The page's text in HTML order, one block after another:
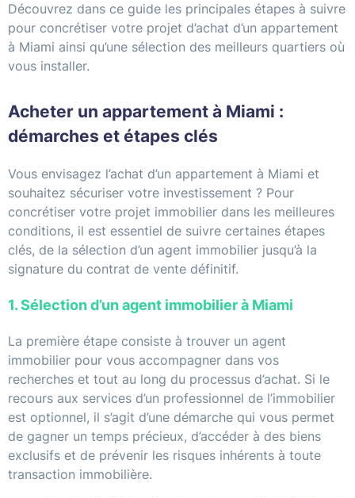
Découvrez dans ce guide les principales étapes à suivre
pour concrétiser votre projet d’achat d’un appartement
à Miami ainsi qu’une sélection des meilleurs quartiers où
vous installer.
Acheter un appartement à Miami :
démarches et étapes clés
Vous envisagez l’achat d’un appartement à Miami et
souhaitez sécuriser votre investissement ? Pour
concrétiser votre projet immobilier dans les meilleures
conditions, il est essentiel de suivre certaines étapes
clés, de la sélection d’un agent immobilier jusqu’à la
signature du contrat de vente définitif.
1. Sélection d’un agent immobilier à Miami
La première étape consiste à trouver un agent
immobilier pour vous accompagner dans vos
recherches et tout au long du processus d’achat. Si le
recours aux services d’un professionnel de l’immobilier
est optionnel, il s’agit d’une démarche qui vous permet
de gagner un temps précieux, d’accéder à des biens
exclusifs et de prévenir les risques inhérents à toute
transaction immobilière.